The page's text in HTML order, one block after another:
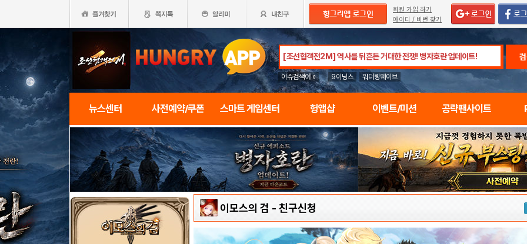
회원 가입 하기
아이디 / 비번 찾기
이슈검색어 » 9이닝스 워더링웨이브
뉴스센터 사전예약/쿠폰 스마트 게임센터 헝앱샵 이벤트/미션 공략팬사이트
이모스의 검 - 친구신청